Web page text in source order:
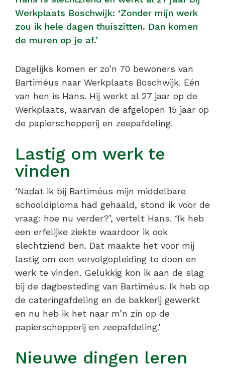
Werkplaats Boschwijk: ‘Zonder mijn werk
zou ik hele dagen thuiszitten. Dan komen
de muren op je af.’
Dagelijks komen er zo’n 70 bewoners van
Bartiméus naar Werkplaats Boschwijk. Eén
van hen is Hans. Hij werkt al 27 jaar op de
Werkplaats, waarvan de afgelopen 15 jaar op
de papierschepperij en zeepafdeling.
Lastig om werk te
vinden
‘Nadat ik bij Bartiméus mijn middelbare
schooldiploma had gehaald, stond ik voor de
vraag: hoe nu verder?’, vertelt Hans. ‘Ik heb
een erfelijke ziekte waardoor ik ook
slechtziend ben. Dat maakte het voor mij
lastig om een vervolgopleiding te doen en
werk te vinden. Gelukkig kon ik aan de slag
bij de dagbesteding van Bartiméus. Ik heb op
de cateringafdeling en de bakkerij gewerkt
en nu heb ik het naar m’n zin op de
papierschepperij en zeepafdeling.’
Nieuwe dingen leren